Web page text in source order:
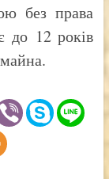
без права
до 12 років